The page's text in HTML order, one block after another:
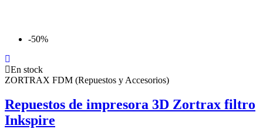
-50%
En stock
ZORTRAX FDM (Repuestos y Accesorios)
Repuestos de impresora 3D Zortrax filtro
Inkspire